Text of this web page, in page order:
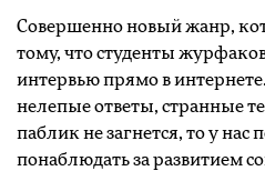
Совершенно новый жанр,
тому, что студенты
интервью прямо в
нелепые ответы, странные
паблик не загнется, то у нас
понаблюдать за развитием